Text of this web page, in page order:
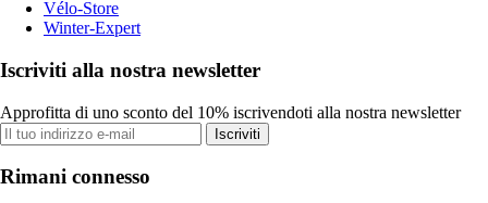
Vélo-Store
Winter-Expert
Iscriviti alla nostra newsletter
Approfitta di uno sconto del 10% iscrivendoti alla nostra newsletter
Iscriviti
Rimani connesso